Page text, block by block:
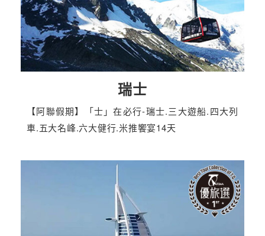
瑞士
【阿聯假期】「士」在必行-瑞士.三大遊船.四大列
車.五大名峰.六大健行.米推饗宴14天